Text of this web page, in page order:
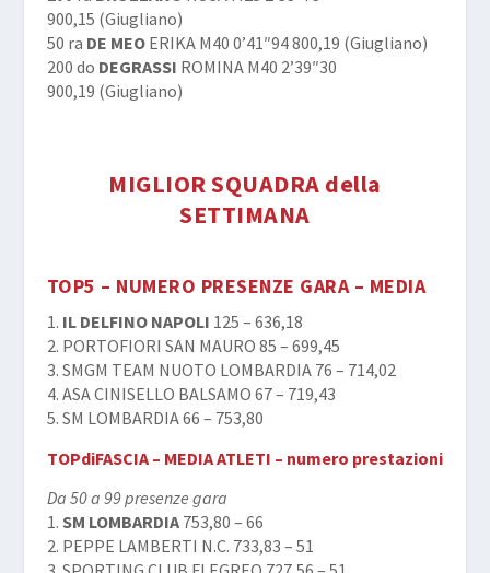
900,15 (Giugliano)
50 ra DE MEOERIKA M40 0’41″94 800,19 (Giugliano)
200 do DEGRASSI ROMINA M40 2’39″30
900,19 (Giugliano)
MIGLIOR SQUADRA della
SETTIMANA
TOP5 – NUMERO PRESENZE GARA – MEDIA
1. IL DELFINO NAPOLI 125 – 636,18
2. PORTOFIORI SAN MAURO 85 – 699,45
3. SMGM TEAM NUOTO LOMBARDIA 76 – 714,02
4. ASA CINISELLO BALSAMO 67 – 719,43
5. SM LOMBARDIA 66 – 753,80
TOPdiFASCIA – MEDIA ATLETI – numero prestazioni
Da 50 a 99 presenze gara
1. SM LOMBARDIA753,80 – 66
2. PEPPE LAMBERTI N.C. 733,83 – 51